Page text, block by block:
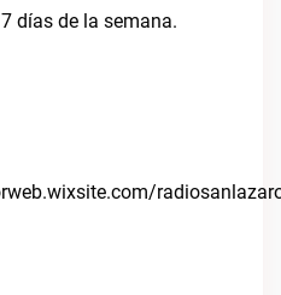
días de la semana.